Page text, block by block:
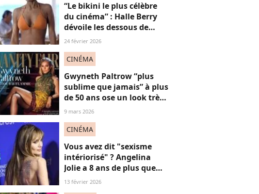
“Le bikini le plus célèbre
du cinéma” : Halle Berry
dévoile les dessous de
cette scène, la plus sexy (et
24 février 2026
CINÉMA
Gwyneth Paltrow “plus
sublime que jamais” à plus
de 50 ans ose un look très
décolleté sur le tapis
aux réflexions “anti-
9 mars 2026
CINÉMA
Vous avez dit "sexisme
intériorisé" ? Angelina
Jolie a 8 ans de plus que
Louis Garrel, son
13 février 2026